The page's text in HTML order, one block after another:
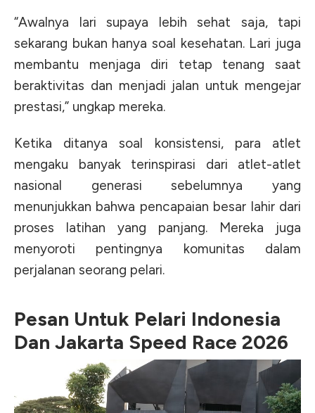
“Awalnya lari supaya lebih sehat saja, tapi
sekarang bukan hanya soal kesehatan. Lari juga
membantu menjaga diri tetap tenang saat
beraktivitas dan menjadi jalan untuk mengejar
prestasi,” ungkap mereka.
Ketika ditanya soal konsistensi, para atlet
mengaku banyak terinspirasi dari atlet-atlet
nasional generasi sebelumnya yang
menunjukkan bahwa pencapaian besar lahir dari
proses latihan yang panjang. Mereka juga
menyoroti pentingnya komunitas dalam
perjalanan seorang pelari.
Pesan Untuk Pelari Indonesia
Dan Jakarta Speed Race 2026